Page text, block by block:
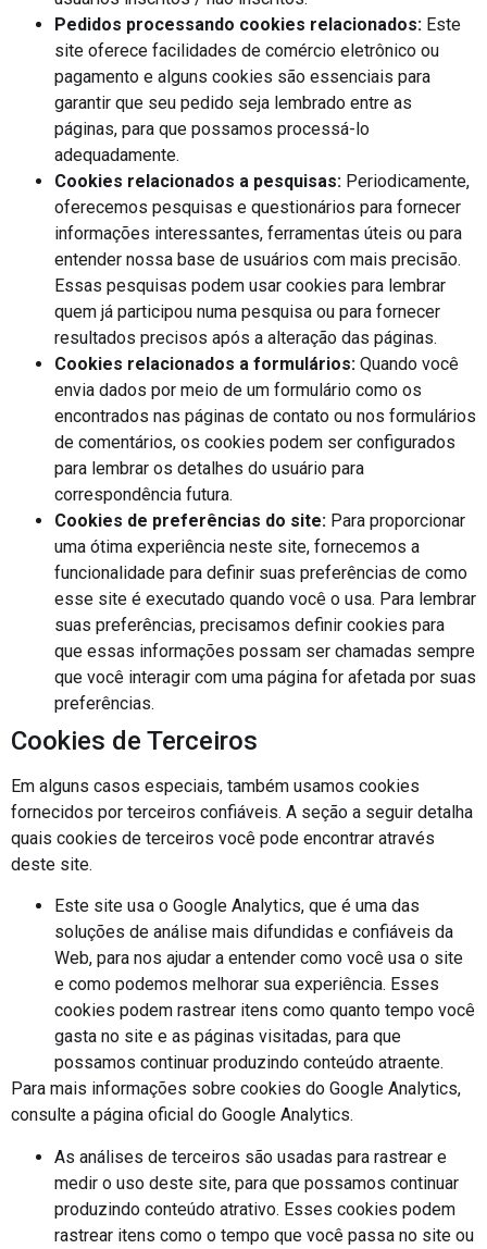
Pedidos processando cookies relacionados: Este
site oferece facilidades de comércio eletrônico ou
pagamento e alguns cookies são essenciais para
garantir que seu pedido seja lembrado entre as
páginas, para que possamos processá-lo
adequadamente.
Cookies relacionados a pesquisas: Periodicamente,
oferecemos pesquisas e questionários para fornecer
informações interessantes, ferramentas úteis ou para
entender nossa base de usuários com mais precisão.
Essas pesquisas podem usar cookies para lembrar
quem já participou numa pesquisa ou para fornecer
resultados precisos após a alteração das páginas.
Cookies relacionados a formulários: Quando você
envia dados por meio de um formulário como os
encontrados nas páginas de contato ou nos formulários
de comentários, os cookies podem ser configurados
para lembrar os detalhes do usuário para
correspondência futura.
Cookies de preferências do site: Para proporcionar
uma ótima experiência neste site, fornecemos a
funcionalidade para definir suas preferências de como
esse site é executado quando você o usa. Para lembrar
suas preferências, precisamos definir cookies para
que essas informações possam ser chamadas sempre
que você interagir com uma página for afetada por suas
preferências.
Cookies de Terceiros
Em alguns casos especiais, também usamos cookies
fornecidos por terceiros confiáveis. A seção a seguir detalha
quais cookies de terceiros você pode encontrar através
deste site.
Este site usa o Google Analytics, que é uma das
soluções de análise mais difundidas e confiáveis da
Web, para nos ajudar a entender como você usa o site
e como podemos melhorar sua experiência. Esses
cookies podem rastrear itens como quanto tempo você
gasta no site e as páginas visitadas, para que
possamos continuar produzindo conteúdo atraente.
Para mais informações sobre cookies do Google Analytics,
consulte a página oficial do Google Analytics.
As análises de terceiros são usadas para rastrear e
medir o uso deste site, para que possamos continuar
produzindo conteúdo atrativo. Esses cookies podem
rastrear itens como o tempo que você passa no site ou